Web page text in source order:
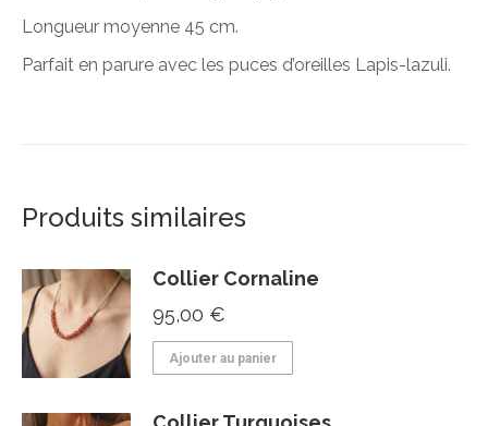
Longueur moyenne 45 cm.
Parfait en parure avec les puces d’oreilles Lapis-lazuli.
Produits similaires
Collier Cornaline
95,00 €
Ajouter au panier